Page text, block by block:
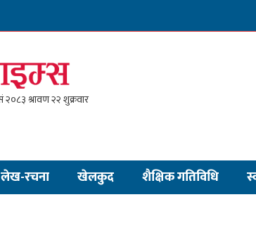
लेख-रचना खेलकुद शैक्षिक गतिविधि